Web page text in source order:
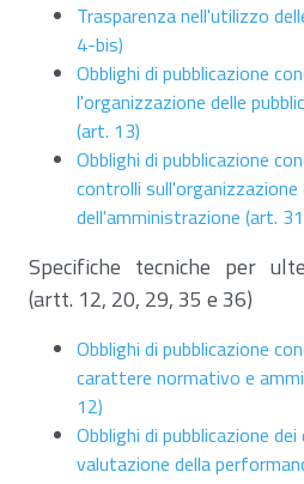
Trasparenza nell'utilizzo
4-bis)
Obblighi di pubblicazione
l'organizzazione delle
(art. 13)
Obblighi di pubblicazione
controlli
dell'amministrazione (art.
Specifiche tecniche per
(artt. 12, 20, 29, 35 e 36)
Obblighi di pubblicazione
carattere normativo e
12)
Obblighi di pubblicazione
valutazione della